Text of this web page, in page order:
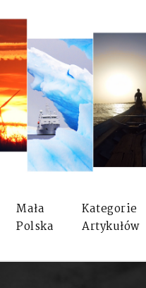
Mała
Polska
Kategorie
Artykułów